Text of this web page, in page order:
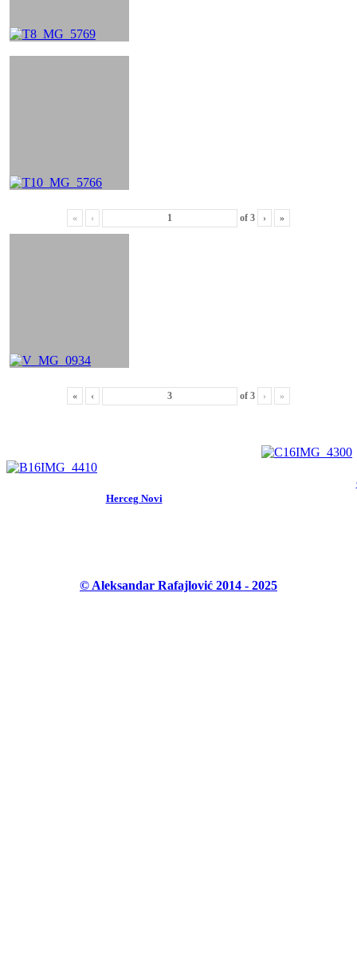
« ‹ of 3 › »
« ‹ of 3 › »
Herceg Novi
© Aleksandar Rafajlović 2014 - 2025